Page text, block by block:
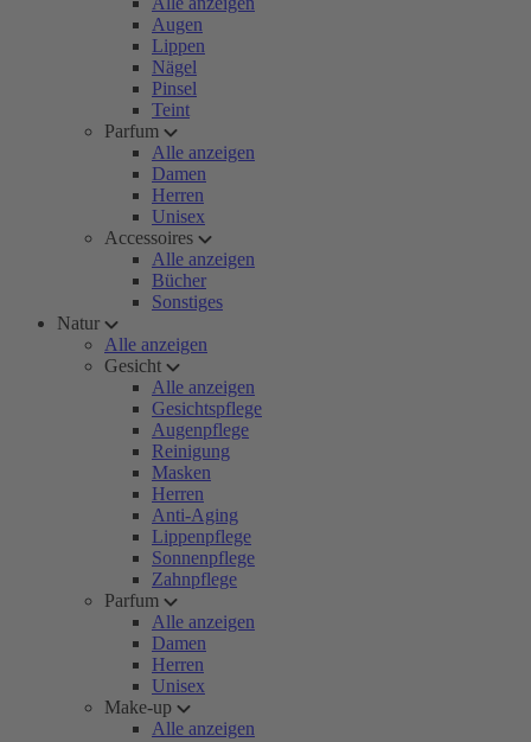
Augen
Lippen
Nägel
Pinsel
Teint
Parfum
Alle anzeigen
Damen
Herren
Unisex
Accessoires
Alle anzeigen
Bücher
Sonstiges
Natur
Alle anzeigen
Gesicht
Alle anzeigen
Gesichtspflege
Augenpflege
Reinigung
Masken
Herren
Anti-Aging
Lippenpflege
Sonnenpflege
Zahnpflege
Parfum
Alle anzeigen
Damen
Herren
Unisex
Make-up
Alle anzeigen